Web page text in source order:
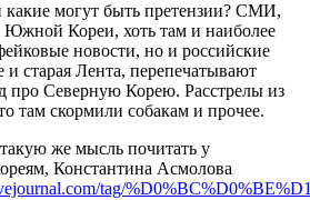
какие могут быть претензии? СМИ,
Кореи, хоть там и наиболее
новости, но и российские
старая Лента, перепечатывают
про Северную Корею. Расстрелы из
там скормили собакам и прочее.
же мысль почитать у
Константина Асмолова
tag/